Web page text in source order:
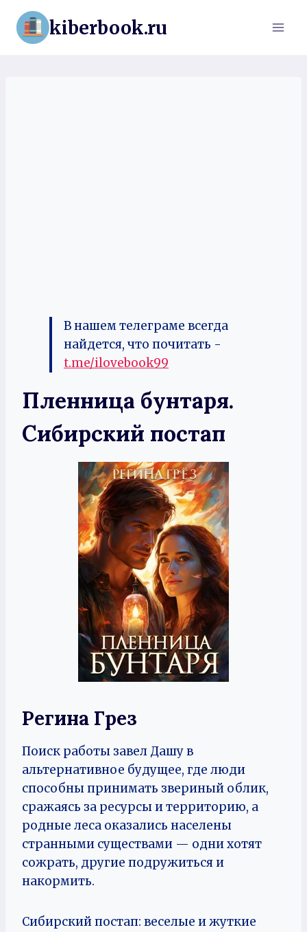
Перейти
содержимому
kiberbook.ru
В нашем телеграме всегда
найдется, что почитать -
t.me/ilovebook99
Пленница бунтаря.
Сибирский постап
Регина Грез
Поиск работы завел Дашу в
альтернативное будущее, где люди
способны принимать звериный облик,
сражаясь за ресурсы и территорию, а
родные леса оказались населены
странными существами — одни хотят
сожрать, другие подружиться и
накормить.
Сибирский постап: веселые и жуткие